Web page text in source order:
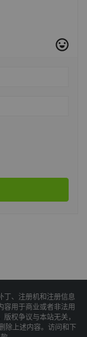
丁、注册机和注册信息
容用于商业或者非法用
权争议与本站无关，
除上述内容。访问和下